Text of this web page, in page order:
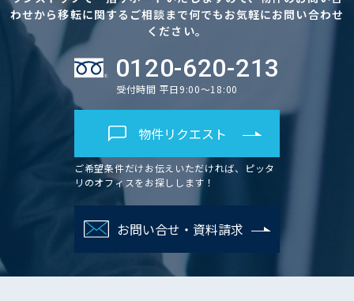
わせから移転に関するご相談まで何でもお気軽にお問い合わせ
ください。
0120-620-213
受付時間 平日9:00～18:00
物件リクエスト
ご希望条件だけお伝えいただければ、ピッタ
リのオフィスをお探しします！
お問い合せ・資料請求